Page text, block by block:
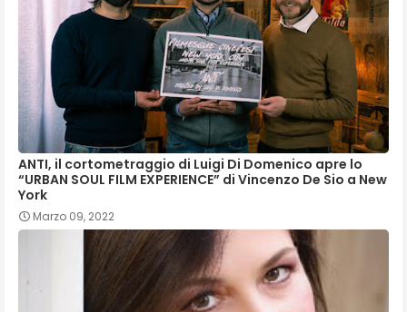
ANTI, il cortometraggio di Luigi Di Domenico apre lo
“URBAN SOUL FILM EXPERIENCE” di Vincenzo De Sio a New
York
Marzo 09, 2022